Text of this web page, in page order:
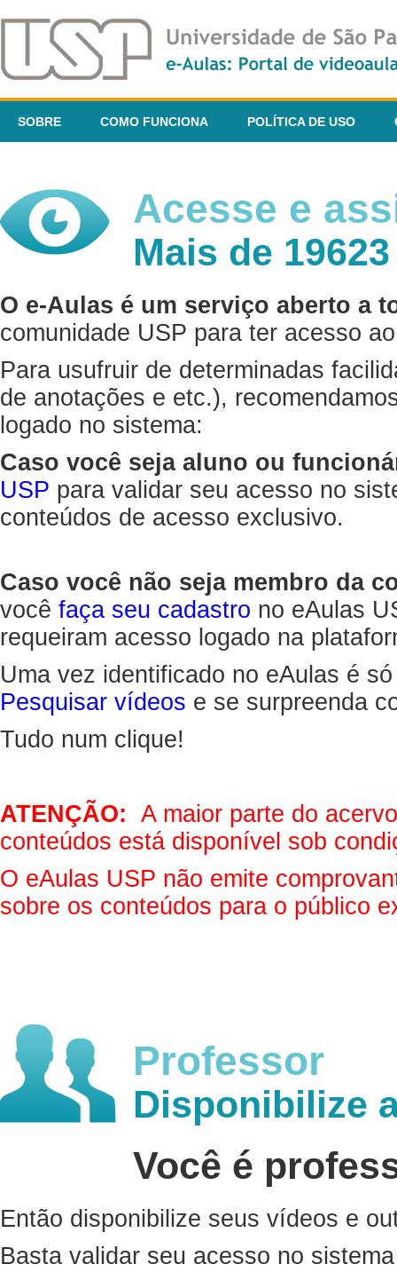
SOBRE COMO FUNCIONA POLÍTICA DE USO
Acesse e
Mais de
O e-Aulas é um serviço aberto a
comunidade USP para ter acesso
Para usufruir de determinadas
de anotações e etc.),
logado no sistema:
Caso você seja aluno ou
USP para validar seu acesso no
conteúdos de acesso exclusivo.
Caso você não seja membro da
você faça seu cadastro no eAulas
requeiram acesso logado na
Uma vez identificado no eAulas é
Pesquisar vídeos e se surpreenda
Tudo num clique!
ATENÇÃO: A maior parte do
conteúdos está disponível sob
O eAulas USP não emite
sobre os conteúdos para o público
Professor
Disponibilize
Você é
Então disponibilize seus vídeos e
Basta validar seu acesso no